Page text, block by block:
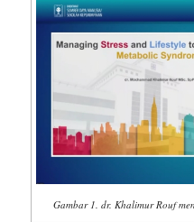
Gambar 1. dr. Khalimur Rouf